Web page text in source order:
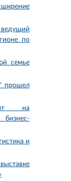
по
семье
прошел
на
и